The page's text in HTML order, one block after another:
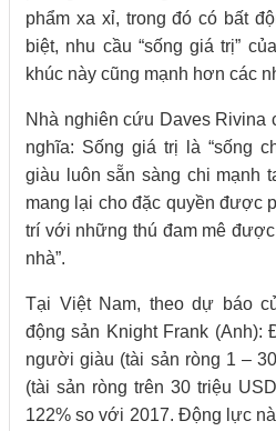
phẩm xa xỉ, trong đó có bất
biệt, nhu cầu “sống giá trị”
khúc này cũng mạnh hơn các
Nhà nghiên cứu Daves Rivina
nghĩa: Sống giá trị là “sống
giàu luôn sẵn sàng chi mạnh
mang lại cho đặc quyền được
trí với những thú đam mê
nhà”.
Tại Việt Nam, theo dự báo
động sản Knight Frank (Anh):
người giàu (tài sản ròng 1 –
(tài sản ròng trên 30 triệu
122% so với 2017. Động lực